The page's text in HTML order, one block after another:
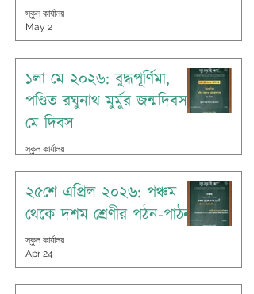
স্কুল কার্যালয়
May 2
১লা মে ২০২৬: বুদ্ধপূর্ণিমা,
পণ্ডিত রঘুনাথ মুর্মুর জন্মদিবস,
মে দিবস
স্কুল কার্যালয়
২৫শে এপ্রিল ২০২৬: পঞ্চম
থেকে দশম শ্রেণীর পঠন-পাঠন
স্কুল কার্যালয়
Apr 24